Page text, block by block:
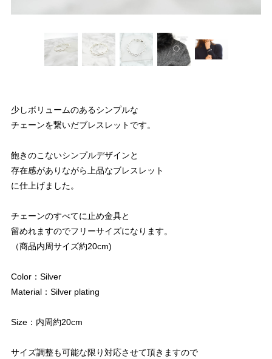
少しボリュームのあるシンプルな
チェーンを繋いだブレスレットです。
飽きのこないシンプルデザインと
存在感がありながら上品なブレスレット
に仕上げました。
チェーンのすべてに止め金具と
留めれますのでフリーサイズになります。
（商品内周サイズ約20cm)
Color：Silver
Material：Silver plating
Size：内周約20cm
サイズ調整も可能な限り対応させて頂きますので